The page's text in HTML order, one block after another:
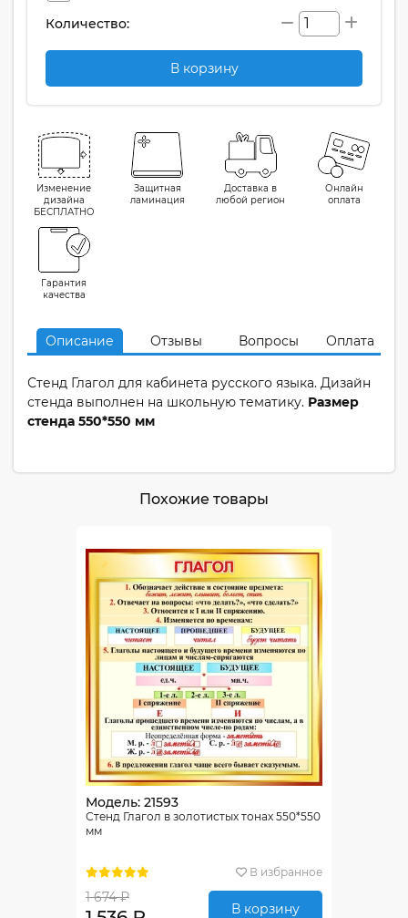
Количество:
В корзину
Изменение
дизайна
БЕСПЛАТНО
Защитная
ламинация
Доставка в
любой регион
Онлайн
оплата
Гарантия
качества
Описание Отзывы Вопросы Оплата
Стенд Глагол для кабинета русского языка. Дизайн
стенда выполнен на школьную тематику. Размер
стенда 550*550 мм
Похожие товары
Модель: 21593
Стенд Глагол в золотистых тонах 550*550
мм
В избранное
1 674 ₽
В корзину